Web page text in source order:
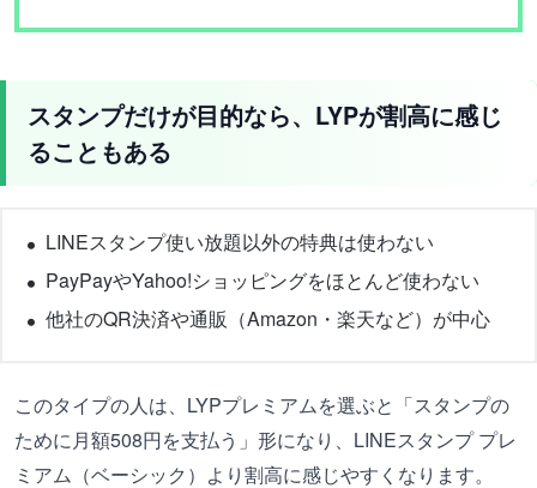
スタンプだけが目的なら、LYPが割高に感じ
ることもある
LINEスタンプ使い放題以外の特典は使わない
PayPayやYahoo!ショッピングをほとんど使わない
他社のQR決済や通販（Amazon・楽天など）が中心
このタイプの人は、LYPプレミアムを選ぶと「スタンプの
ために月額508円を支払う」形になり、LINEスタンプ プレ
ミアム（ベーシック）より割高に感じやすくなります。